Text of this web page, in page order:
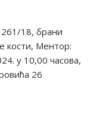
18, брани
кости, Ментор:
у 10,00 часова,
26